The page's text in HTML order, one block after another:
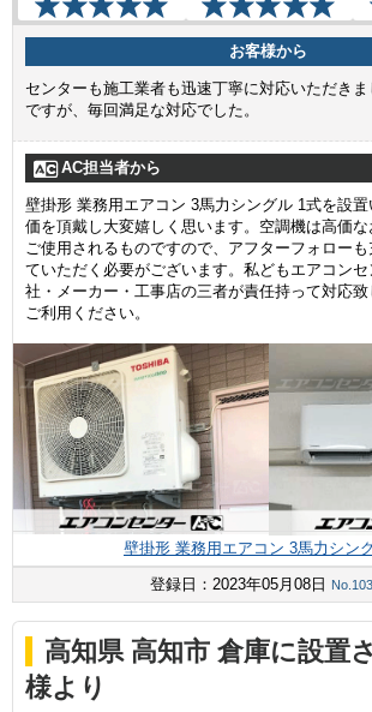
お客様から
センターも施工業者も迅速丁寧に対応いただき
ですが、毎回満足な対応でした。
AC担当者から
壁掛形 業務用エアコン 3馬力シングル 1式を設
価を頂戴し大変嬉しく思います。空調機は高価な
ご使用されるものですので、アフターフォロー
ていただく必要がございます。私どもエアコン
社・メーカー・工事店の三者が責任持って対応
ご利用ください。
壁掛形 業務用エアコン 3馬力シン
登録日：2023年05月08日
高知県 高知市 倉庫に設置
様より